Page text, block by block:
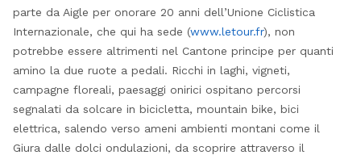
parte da Aigle per onorare 20 anni dell’Unione Ciclistica
Internazionale, che qui ha sede (www.letour.fr), non
potrebbe essere altrimenti nel Cantone principe per quanti
amino la due ruote a pedali. Ricchi in laghi, vigneti,
campagne floreali, paesaggi onirici ospitano percorsi
segnalati da solcare in bicicletta, mountain bike, bici
elettrica, salendo verso ameni ambienti montani come il
Giura dalle dolci ondulazioni, da scoprire attraverso il